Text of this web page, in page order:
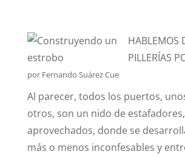
HABLEMOS
PILLERÍAS
por Fernando Suárez Cue
Al parecer, todos los puertos,
otros, son un nido de
aprovechados, donde se
más o menos inconfesables y